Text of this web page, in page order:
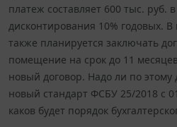
платеж составляет 600 тыс. руб.
дисконтирования 10% годовых.
также планируется заключать
помещение на срок до 11
новый договор. Надо ли по этому
новый стандарт ФСБУ 25/2018 с
каков будет порядок